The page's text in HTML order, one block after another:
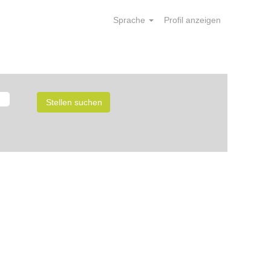
Sprache Profil anzeigen